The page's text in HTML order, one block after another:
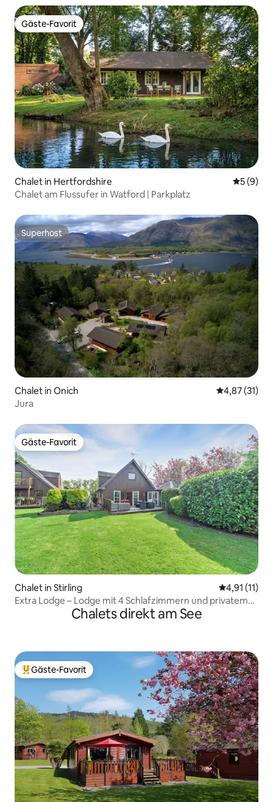
Gäste-Favorit
Gäste-Favorit
Chalet in Hertfordshire
5 (9)
Chalet am Flussufer in Watford | Parkplatz
Superhost
Superhost
Chalet in Onich
4,87 (31)
Jura
Gäste-Favorit
Gäste-Favorit
Chalet in Stirling
4,91 (11)
Extra Lodge – Lodge mit 4 Schlafzimmern und privatem
Chalets direkt am See
Beliebter Gäste-Favorit.
Gäste-Favorit